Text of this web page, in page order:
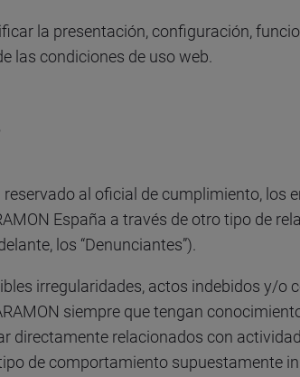
la presentación, configuración,
las condiciones de uso web.
al oficial de cumplimiento, los
España a través de otro tipo de
los “Denunciantes”).
irregularidades, actos indebidos y/
siempre que tengan
directamente relacionados con
de comportamiento supuestamente